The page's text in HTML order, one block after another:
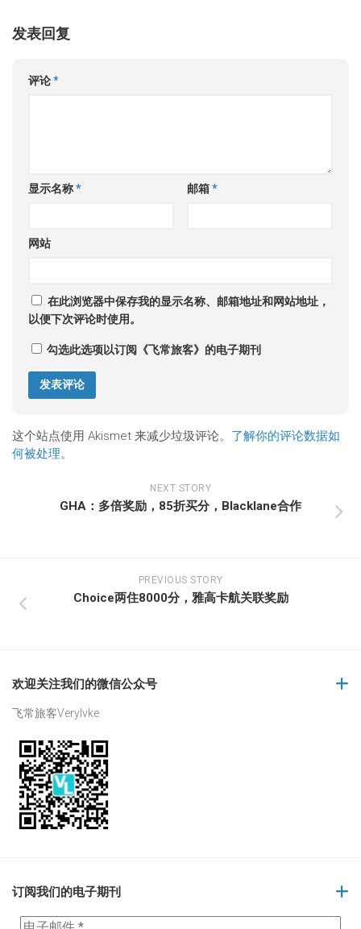
发表回复
评论*
显示名称* 邮箱*
网站
在此浏览器中保存我的显示名称、邮箱地址和网站地址，
以便下次评论时使用。
勾选此选项以订阅《飞常旅客》的电子期刊
这个站点使用 Akismet 来减少垃圾评论。 了解你的评论数据如
何被处理。
NEXT STORY
GHA：多倍奖励，85折买分，Blacklane合作
PREVIOUS STORY
Choice两住8000分，雅高卡航关联奖励
欢迎关注我们的微信公众号
飞常旅客Verylvke
订阅我们的电子期刊